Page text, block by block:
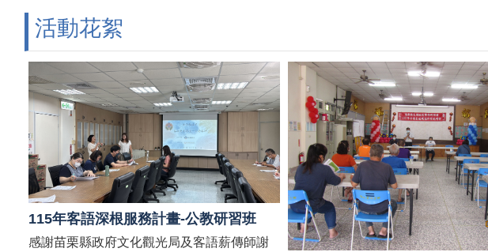
活動花絮
115年客語深根服務計畫-公教研習班
感謝苗栗縣政府文化觀光局及客語薪傳師謝